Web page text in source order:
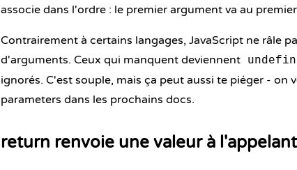
associe dans l'ordre : le premier argument va au
Contrairement à certains langages, JavaScript ne râle
d'arguments. Ceux qui manquent deviennent
ignorés. C'est souple, mais ça peut aussi te piéger - on
parameters dans les prochains docs.
return renvoie une valeur à l'appelant